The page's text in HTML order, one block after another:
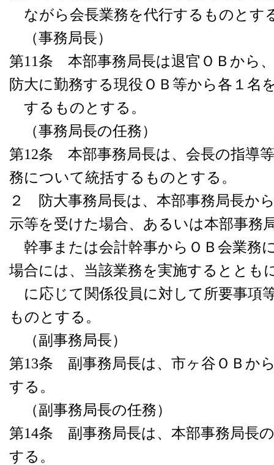
ながら会長業務を代行するものとす
（事務局長）
第11条 本部事務局長は退官ＯＢから
防大に勤務する現役ＯＢ等から各１名
するものとする。
（事務局長の任務）
第12条 本部事務局長は、会長の指導
務について統括するものとする。
２ 防大事務局長は、本部事務局長か
示等を受けた場合、あるいは本部事務
幹事または会計幹事からＯＢ会業務
場合には、当該業務を実施するととも
に応じて関係役員に対して所要事項
ものとする。
（副事務局長）
第13条 副事務局長は、市ヶ谷ＯＢか
する。
（副事務局長の任務）
第14条 副事務局長は、本部事務局長
する。